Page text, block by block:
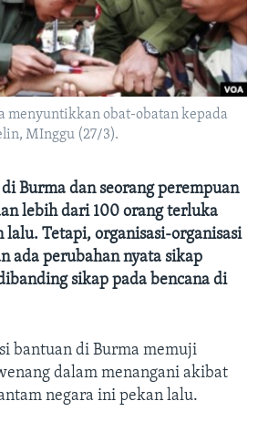
menyuntikkan obat-obatan kepada
MInggu (27/3).
Burma dan seorang perempuan
lebih dari 100 orang terluka
lalu. Tetapi, organisasi-organisasi
ada perubahan nyata sikap
sikap pada bencana di
bantuan di Burma memuji
dalam menangani akibat
negara ini pekan lalu.